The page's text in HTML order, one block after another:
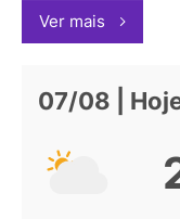
Ver mais
07/08 |